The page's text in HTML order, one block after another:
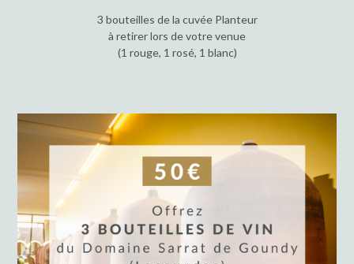
3 bouteilles de la cuvée Planteur
à retirer lors de votre venue
(1 rouge, 1 rosé, 1 blanc)